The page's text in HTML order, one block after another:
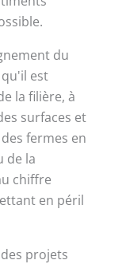
du
est
la filière, à
surfaces et
fermes en
de la
chiffre
en péril
projets